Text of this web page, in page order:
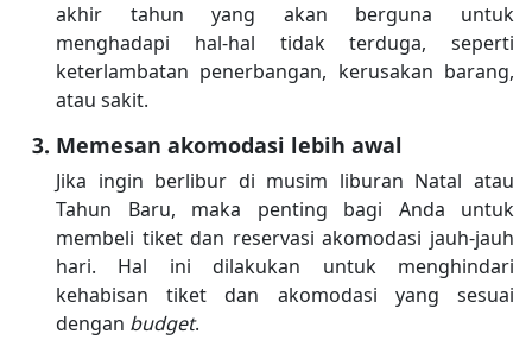
akhir tahun yang akan berguna untuk
menghadapi hal-hal tidak terduga, seperti
keterlambatan penerbangan, kerusakan barang,
atau sakit.
Memesan akomodasi lebih awal
Jika ingin berlibur di musim liburan Natal atau
Tahun Baru, maka penting bagi Anda untuk
membeli tiket dan reservasi akomodasi jauh-jauh
hari. Hal ini dilakukan untuk menghindari
kehabisan tiket dan akomodasi yang sesuai
dengan budget.